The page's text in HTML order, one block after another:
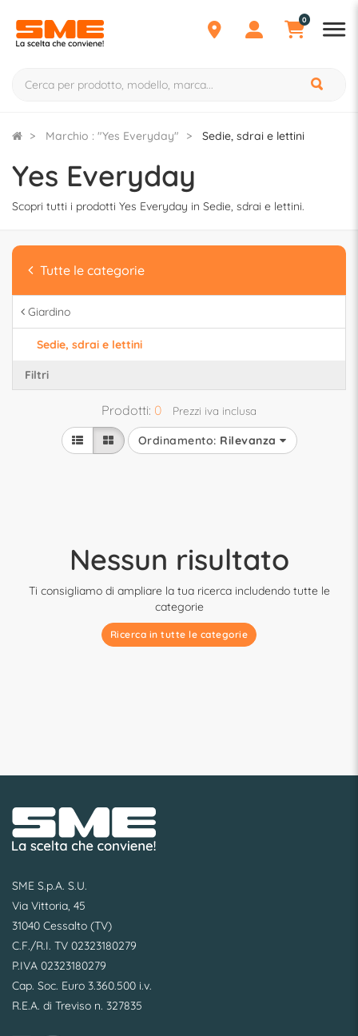
0
Marchio : "Yes Everyday" Sedie, sdrai e lettini
Yes Everyday
Scopri tutti i prodotti Yes Everyday in Sedie, sdrai e lettini.
Tutte le categorie
Giardino
Sedie, sdrai e lettini
Filtri
Prodotti: 0 Prezzi iva inclusa
Ordinamento: Rilevanza
Nessun risultato
Ti consigliamo di ampliare la tua ricerca includendo tutte le
categorie
Ricerca in tutte le categorie
SME S.p.A. S.U.
Via Vittoria, 45
31040 Cessalto (TV)
C.F./R.I. TV 02323180279
P.IVA 02323180279
Cap. Soc. Euro 3.360.500 i.v.
R.E.A. di Treviso n. 327835